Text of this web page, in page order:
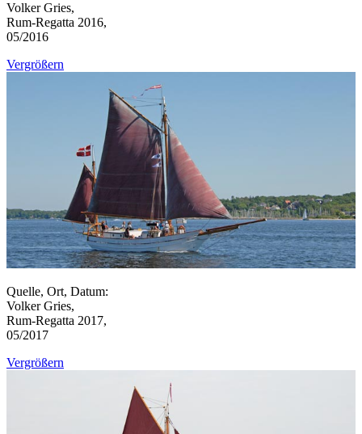
Volker Gries,
Rum-Regatta 2016,
05/2016
Vergrößern
Quelle, Ort, Datum:
Volker Gries,
Rum-Regatta 2017,
05/2017
Vergrößern